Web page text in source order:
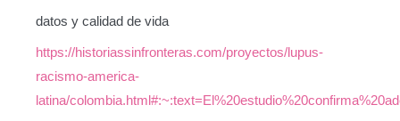
datos y calidad de vida
https://historiassinfronteras.com/proyectos/lupus-
racismo-america-
latina/